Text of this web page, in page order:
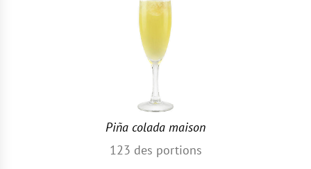
Piña colada maison
123 des portions